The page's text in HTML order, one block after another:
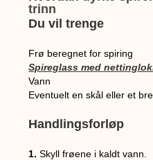
trinn
Du vil trenge
Frø beregnet for spiring
Spireglass med
Vann
Eventuelt en skål eller et
Handlingsforløp
1. Skyll frøene i kaldt vann.